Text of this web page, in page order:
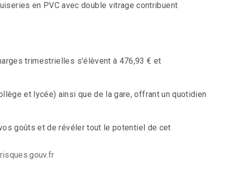
en PVC avec double vitrage contribuent
trimestrielles s'élèvent à 476,93 € et
et lycée) ainsi que de la gare, offrant un quotidien
goûts et de révéler tout le potentiel de cet